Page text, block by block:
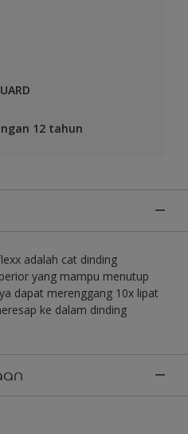
12 tahun
adalah cat dinding
yang mampu menutup
dapat merenggang 10x lipat
ke dalam dinding